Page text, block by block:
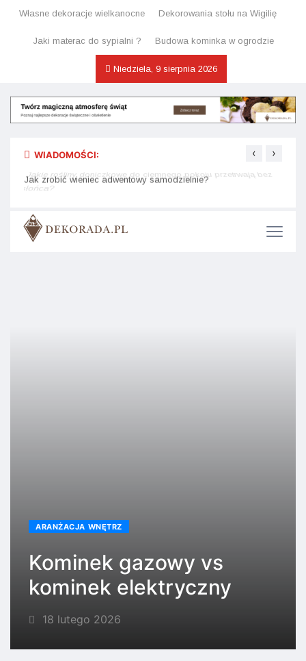
Własne dekoracje wielkanocne Dekorowania stołu na Wigilię
Jaki materac do sypialni ? Budowa kominka w ogrodzie
Niedziela, 9 sierpnia 2026
WIADOMOŚCI:
Jak zrobić wieniec adwentowy samodzielnie?
Jakie rośliny doniczkowe do ciemnego pokoju przetrwają bez
słońca?
‹ ›
ARANŻACJA WNĘTRZ
Kominek gazowy vs
kominek elektryczny
18 lutego 2026